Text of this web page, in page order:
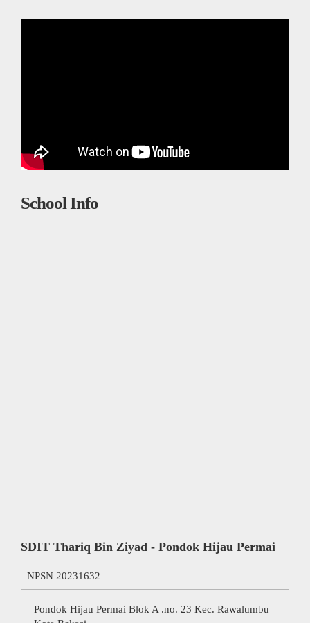
School Info
SDIT Thariq Bin Ziyad - Pondok Hijau Permai
NPSN 20231632
Pondok Hijau Permai Blok A .no. 23 Kec. Rawalumbu